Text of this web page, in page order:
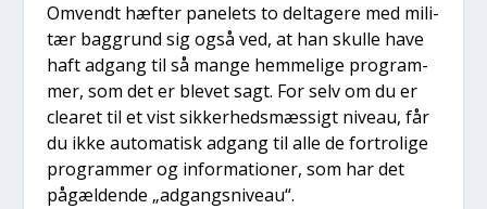
Omvendt hæf­ter pane­lets to del­ta­ge­re med mili­
tær bag­grund sig også ved, at han skul­le have
haft adgang til så man­ge hem­me­li­ge pro­gram­
mer, som det er ble­vet sagt. For selv om du er
clea­ret til et vist sik­ker­heds­mæs­sigt niveau, får
du ikke auto­ma­tisk adgang til alle de for­tro­li­ge
pro­gram­mer og infor­ma­tio­ner, som har det
pågæl­den­de „adgangs­ni­veau“.